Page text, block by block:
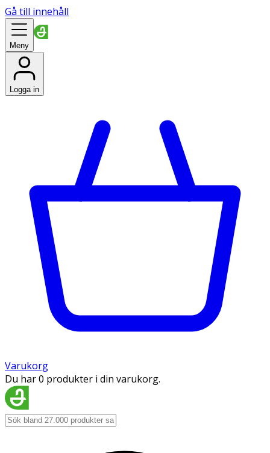
Gå till innehåll
Meny
Logga in
Varukorg
Du har 0 produkter i din varukorg.